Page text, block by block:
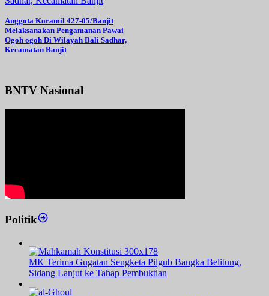
Anggota Koramil 427-05/Banjit
Melaksanakan Pengamanan Pawai
Ogoh ogoh Di Wilayah Bali Sadhar,
Kecamatan Banjit
BNTV Nasional
Politik
MK Terima Gugatan Sengketa Pilgub Bangka Belitung,
Sidang Lanjut ke Tahap Pembuktian